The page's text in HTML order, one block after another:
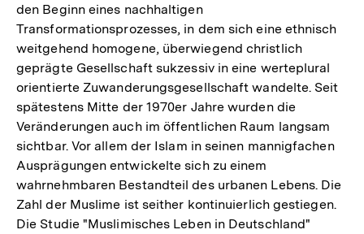
den Beginn eines nachhaltigen
Transformationsprozesses, in dem sich eine ethnisch
weitgehend homogene, überwiegend christlich
geprägte Gesellschaft sukzessiv in eine werteplural
orientierte Zuwanderungsgesellschaft wandelte. Seit
spätestens Mitte der 1970er Jahre wurden die
Veränderungen auch im öffentlichen Raum langsam
sichtbar. Vor allem der Islam in seinen mannigfachen
Ausprägungen entwickelte sich zu einem
wahrnehmbaren Bestandteil des urbanen Lebens. Die
Zahl der Muslime ist seither kontinuierlich gestiegen.
Die Studie "Muslimisches Leben in Deutschland"